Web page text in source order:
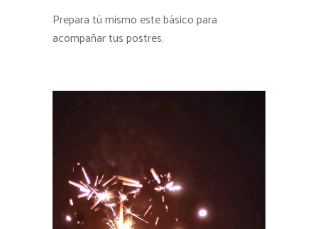
Prepara tú mismo este básico para
acompañar tus postres.